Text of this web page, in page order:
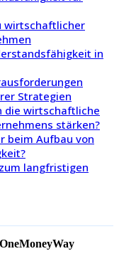
wirtschaftlicher
in
Strategien
die wirtschaftliche
stärken?
beim Aufbau von
langfristigen
OneMoneyWay